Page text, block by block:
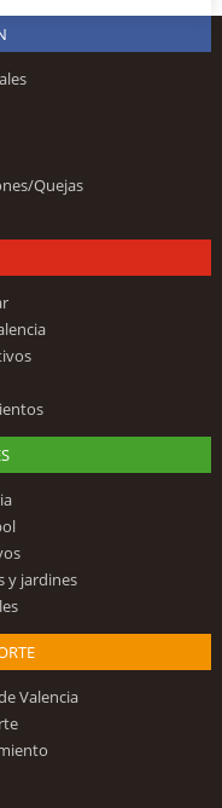
Quejas
y jardines
Valencia